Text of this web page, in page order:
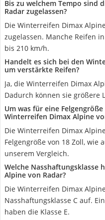
Bis zu welchem Tempo sind
Radar zugelassen?
Die Winterreifen Dimax
zugelassen. Manche Reifen
bis 210 km/h.
Handelt es sich bei den
um verstärkte Reifen?
Ja, die Winterreifen Dimax
Dadurch können sie größere
Um was für eine
Winterreifen Dimax Alpine
Die Winterreifen Dimax
Felgengröße von 18 Zoll, wie
unserem Vergleich.
Welche Nasshaftungsklasse
Alpine von Radar?
Die Winterreifen Dimax
Nasshaftungsklasse C auf.
haben die Klasse E.